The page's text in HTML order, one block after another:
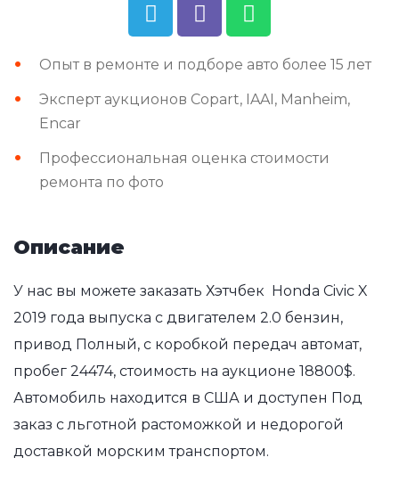
Опыт в ремонте и подборе авто более 15 лет
Эксперт аукционов Copart, IAAI, Manheim,
Encar
Профессиональная оценка стоимости
ремонта по фото
Описание
У нас вы можете заказать Хэтчбек Honda Civic X
2019 года выпуска с двигателем 2.0 бензин,
привод Полный, с коробкой передач автомат,
пробег 24474, стоимость на аукционе 18800$.
Автомобиль находится в США и доступен Под
заказ с льготной растоможкой и недорогой
доставкой морским транспортом.